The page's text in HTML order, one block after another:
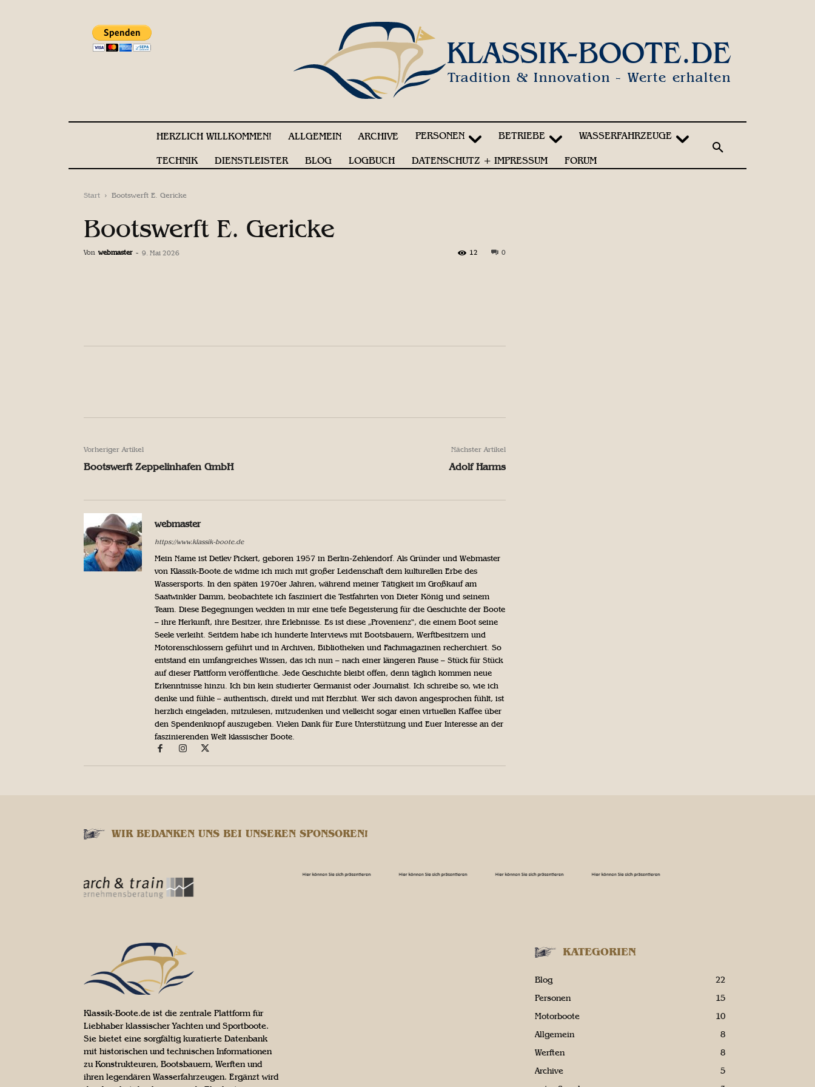
KLASSIK-BOOTE.DE
Tradition & Innovation - Werte erhalten
HERZLICH WILLKOMMEN! ALLGEMEIN ARCHIVE PERSONEN BETRIEBE WASSERFAHRZEUGE
TECHNIK DIENSTLEISTER BLOG LOGBUCH DATENSCHUTZ + IMPRESSUM FORUM
Start Bootswerft E. Gericke
Bootswerft E. Gericke
Von webmaster - 9. Mai 2026 0
12
Vorheriger Artikel
Bootswerft Zeppelinhafen GmbH
Nächster Artikel
Adolf Harms
webmaster
https://www.klassik-boote.de
Mein Name ist Detlev Pickert, geboren 1957 in Berlin-Zehlendorf. Als Gründer und Webmaster
von Klassik-Boote.de widme ich mich mit großer Leidenschaft dem kulturellen Erbe des
Wassersports. In den späten 1970er Jahren, während meiner Tätigkeit im Großkauf am
Saatwinkler Damm, beobachtete ich fasziniert die Testfahrten von Dieter König und seinem
Team. Diese Begegnungen weckten in mir eine tiefe Begeisterung für die Geschichte der Boote
– ihre Herkunft, ihre Besitzer, ihre Erlebnisse. Es ist diese „Provenienz“, die einem Boot seine
Seele verleiht. Seitdem habe ich hunderte Interviews mit Bootsbauern, Werftbesitzern und
Motorenschlossern geführt und in Archiven, Bibliotheken und Fachmagazinen recherchiert. So
entstand ein umfangreiches Wissen, das ich nun – nach einer längeren Pause – Stück für Stück
auf dieser Plattform veröffentliche. Jede Geschichte bleibt offen, denn täglich kommen neue
Erkenntnisse hinzu. Ich bin kein studierter Germanist oder Journalist. Ich schreibe so, wie ich
denke und fühle – authentisch, direkt und mit Herzblut. Wer sich davon angesprochen fühlt, ist
herzlich eingeladen, mitzulesen, mitzudenken und vielleicht sogar einen virtuellen Kaffee über
den Spendenknopf auszugeben. Vielen Dank für Eure Unterstützung und Euer Interesse an der
faszinierenden Welt klassischer Boote.
WIR BEDANKEN UNS BEI UNSEREN SPONSOREN!
Klassik-Boote.de ist die zentrale Plattform für
Liebhaber klassischer Yachten und Sportboote.
Sie bietet eine sorgfältig kuratierte Datenbank
mit historischen und technischen Informationen
zu Konstrukteuren, Bootsbauern, Werften und
ihren legendären Wasserfahrzeugen. Ergänzt wird
KATEGORIEN
Blog
22
Personen
15
Motorboote
10
Allgemein
8
Werften
8
Archive
5